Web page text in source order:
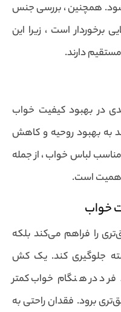
شود. همچنین ، بررسی جنس
برخوردار است ، زیرا این
دارند.
در بهبود کیفیت خواب
به بهبود روحیه و کاهش
لباس خواب ، از جمله
است.
خواب
را فراهم می‌کند بلکه
جلوگیری کند. یک کش
در هنگام خواب کمتر
برود. فقدان راحتی به